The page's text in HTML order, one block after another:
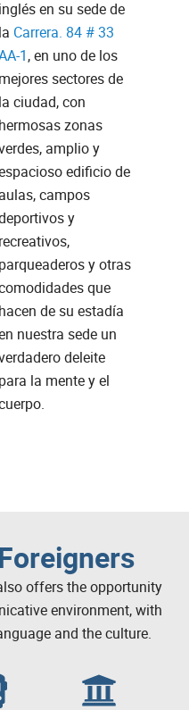
inglés en su sede de
la Carrera. 84 # 33
1, en uno de los
mejores sectores de
la ciudad, con
hermosas zonas
amplio y
edificio de
aulas, campos
y
recreativos,
parqueaderos y otras
que
hacen de su estadía
nuestra sede un
deleite
para la mente y el
offers the opportunity
environment, with
and the culture.